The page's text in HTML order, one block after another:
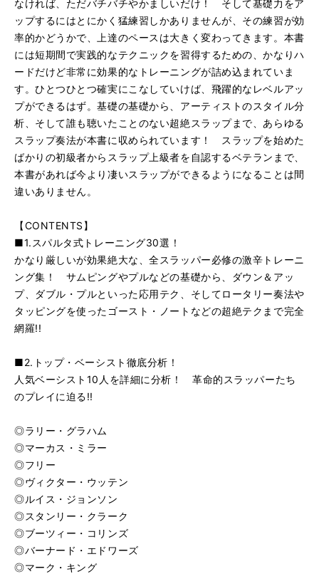
す
る
再
生
す
る
◎ヴィクター・ウッテン風フレーズ その1
再
生
す
る
◎ヴィクター・ウッテン風フレーズ その2
再
生
す
◎スタンリー・クラーク風フレーズ その1
再
す
る
◎スタンリー・クラーク風フレーズ その2
再
生
す
る
◎ブーツィー・コリンズ風フレーズ
再
生
す
◎マーク・キング風フレーズ
再
す
◎レス・クレイプール風フレーズ
再
す
る
再
生
す
る
◎超絶練習曲?アフロ・キューバン
再
生
す
る
◎超絶練習曲?ブルージィ・ソロ
再
生
◎超絶練習曲?パーカッシブ
す
る
なければ、ただバチバチやかましいだけ！ そして基礎力をア
ップするにはとにかく猛練習しかありませんが、その練習が効
率的かどうかで、上達のペースは大きく変わってきます。本書
には短期間で実践的なテクニックを習得するための、かなりハ
ードだけど非常に効果的なトレーニングが詰め込まれていま
す。ひとつひとつ確実にこなしていけば、飛躍的なレベルアッ
プができるはず。基礎の基礎から、アーティストのスタイル分
析、そして誰も聴いたことのない超絶スラップまで、あらゆる
スラップ奏法が本書に収められています！ スラップを始めた
ばかりの初級者からスラップ上級者を自認するベテランまで、
本書があれば今より凄いスラップができるようになることは間
違いありません。
【CONTENTS】
■1.スパルタ式トレーニング30選！
かなり厳しいが効果絶大な、全スラッパー必修の激辛トレーニ
ング集！ サムピングやプルなどの基礎から、ダウン＆アッ
プ、ダブル・プルといった応用テク、そしてロータリー奏法や
タッピングを使ったゴースト・ノートなどの超絶テクまで完全
網羅!!
■2.トップ・ベーシスト徹底分析！
人気ベーシスト10人を詳細に分析！ 革命的スラッパーたち
のプレイに迫る!!
◎ラリー・グラハム
◎マーカス・ミラー
◎フリー
◎ヴィクター・ウッテン
◎ルイス・ジョンソン
◎スタンリー・クラーク
◎ブーツィー・コリンズ
◎バーナード・エドワーズ
◎マーク・キング